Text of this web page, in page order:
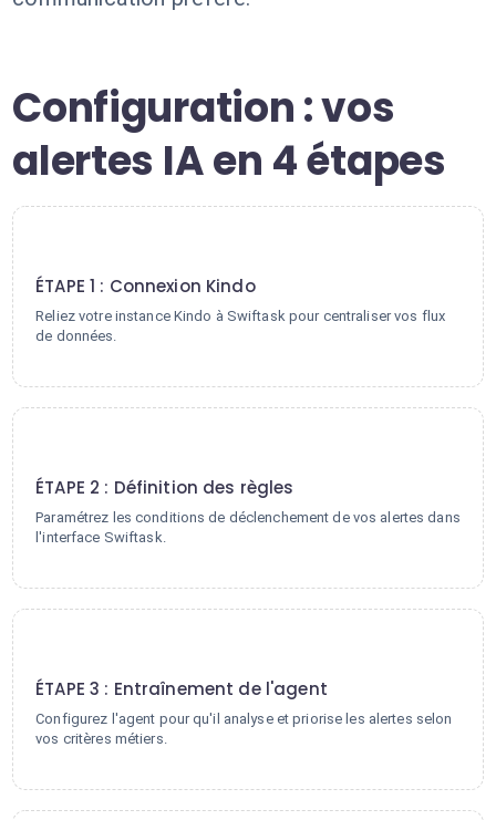
Configuration : vos
alertes IA en 4 étapes
ÉTAPE 1 : Connexion Kindo
Reliez votre instance Kindo à Swiftask pour centraliser vos flux
de données.
ÉTAPE 2 : Définition des règles
Paramétrez les conditions de déclenchement de vos alertes dans
l'interface Swiftask.
ÉTAPE 3 : Entraînement de l'agent
Configurez l'agent pour qu'il analyse et priorise les alertes selon
vos critères métiers.